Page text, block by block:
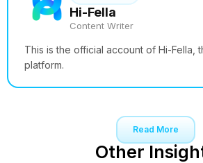
Hi-Fella
Content Writer
This is the official account of Hi-Fella,
platform.
Read More
Other